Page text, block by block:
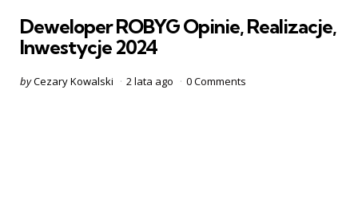
Deweloper ROBYG Opinie, Realizacje,
Inwestycje 2024
Posted
byCezary Kowalski 2 lata ago 0Comments